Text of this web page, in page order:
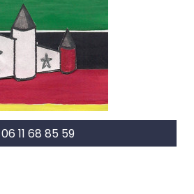
06 11 68 85 59